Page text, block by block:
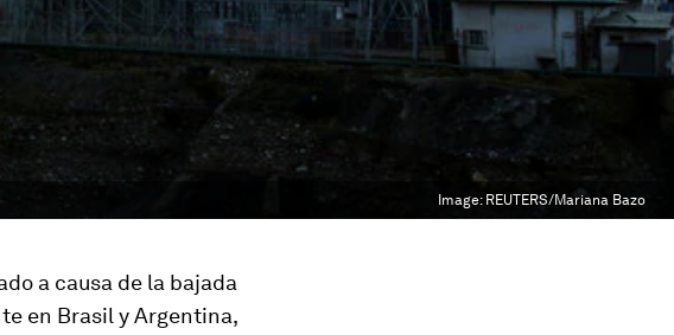
Image: REUTERS/Mariana Bazo
a causa de la bajada
en Brasil y Argentina,